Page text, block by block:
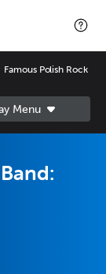
Famous Polish Rock